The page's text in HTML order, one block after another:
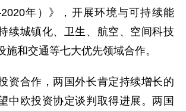
年）》，开展环境与可持续能
续城镇化、卫生、航空、空间科技
施和交通等七大优先领域合作。
合作，两国外长肯定持续增长的
中欧投资协定谈判取得进展。两国